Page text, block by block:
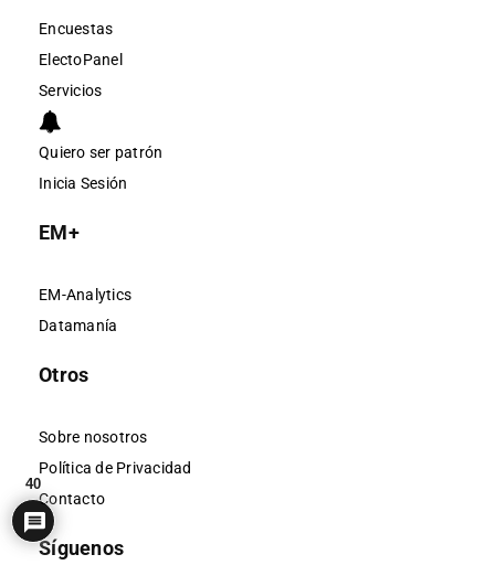
Encuestas
ElectoPanel
Servicios
Quiero ser patrón
Inicia Sesión
EM+
EM-Analytics
Datamanía
Otros
Sobre nosotros
Política de Privacidad
Contacto
Síguenos
40